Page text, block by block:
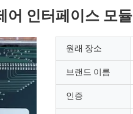
어 인터페이스 모
원래 장소
브랜드 이름
인증